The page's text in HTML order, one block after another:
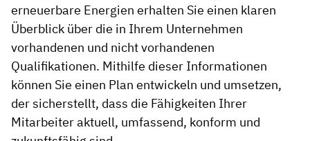
erneuerbare Energien erhalten Sie einen klaren
Überblick über die in Ihrem Unternehmen
vorhandenen und nicht vorhandenen
Qualifikationen. Mithilfe dieser Informationen
können Sie einen Plan entwickeln und umsetzen,
der sicherstellt, dass die Fähigkeiten Ihrer
Mitarbeiter aktuell, umfassend, konform und